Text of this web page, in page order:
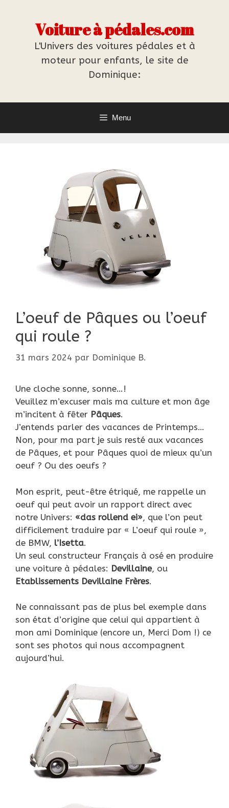
Voiture à pédales.com
L'Univers des voitures pédales et à
moteur pour enfants, le site de
Dominique:
Menu
L’oeuf de Pâques ou l’oeuf
qui roule ?
31 mars 2024 par Dominique B.
Une cloche sonne, sonne…!
Veuillez m’excuser mais ma culture et mon âge
m’incitent à fêter Pâques.
J’entends parler des vacances de Printemps…
Non, pour ma part je suis resté aux vacances
de Pâques, et pour Pâques quoi de mieux qu’un
oeuf ? Ou des oeufs ?
Mon esprit, peut-être étriqué, me rappelle un
oeuf qui peut avoir un rapport direct avec
notre Univers: «das rollend ei», que l’on peut
difficilement traduire par « L’oeuf qui roule »,
de BMW, l’Isetta.
Un seul constructeur Français à osé en produire
une voiture à pédales: Devillaine, ou
Etablissements Devillaine Frères.
Ne connaissant pas de plus bel exemple dans
son état d’origine que celui qui appartient à
mon ami Dominique (encore un, Merci Dom !) ce
sont ses photos qui nous accompagnent
aujourd’hui.